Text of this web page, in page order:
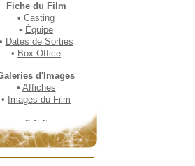
Fiche du Film
•Casting
• Équipe
• Dates de Sorties
• Box Office
d'Images
• Affiches
•
Images du Film
~ ~ ~